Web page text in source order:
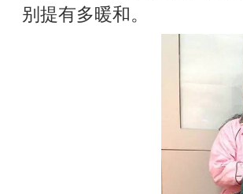
别提有多暖和。